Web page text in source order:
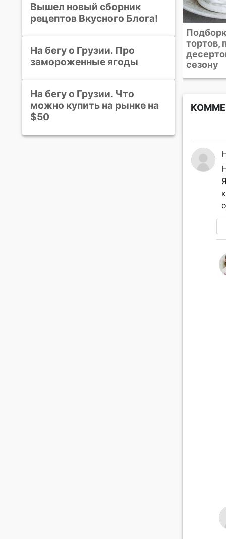
Вышел новый сборник
рецептов Вкусного Блога!
На бегу о Грузии. Про
замороженные ягоды
На бегу о Грузии. Что
можно купить на рынке на
$50
проверенных способа
тортов,
сезону